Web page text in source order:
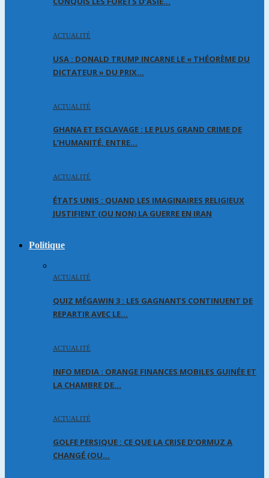
ACTUALITÉ
USA : DONALD TRUMP INCARNE LE « THÉORÈME DU
DICTATEUR » DU PRIX…
ACTUALITÉ
GHANA ET ESCLAVAGE : LE PLUS GRAND CRIME DE
L’HUMANITÉ, ENTRE…
ACTUALITÉ
ÉTATS UNIS : QUAND LES IMAGINAIRES RELIGIEUX
JUSTIFIENT (OU NON) LA GUERRE EN IRAN
Politique
ACTUALITÉ
QUIZ MÉGAWIN 3 : LES GAGNANTS CONTINUENT DE
REPARTIR AVEC LE…
ACTUALITÉ
INFO MEDIA : ORANGE FINANCES MOBILES GUINÉE ET
LA CHAMBRE DE…
ACTUALITÉ
GOLFE PERSIQUE : CE QUE LA CRISE D’ORMUZ A
CHANGÉ (OU…